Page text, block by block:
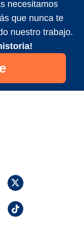
necesitamos
que nunca te
nuestro trabajo.